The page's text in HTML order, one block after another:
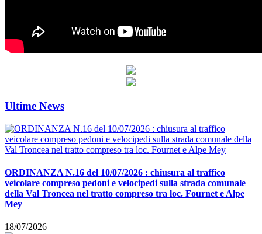
Ultime News
ORDINANZA N.16 del 10/07/2026 : chiusura al traffico
veicolare compreso pedoni e velocipedi sulla strada comunale
della Val Troncea nel tratto compreso tra loc. Fournet e Alpe
Mey
18/07/2026